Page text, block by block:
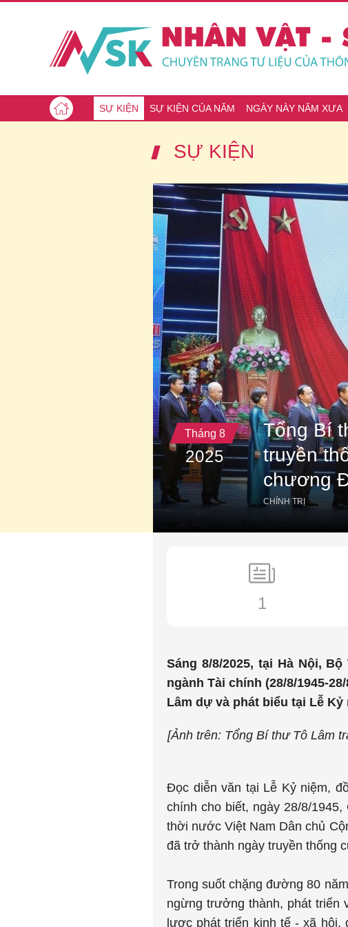
SỰ KIỆN SỰ KIỆN CỦA NĂM NGÀY NÀY NĂM XƯA
SỰ KIỆN
Tháng 8
2025
Tổng Bí
truyền
chương
CHÍNH TRỊ
1
Sáng 8/8/2025, tại Hà Nội,
ngành Tài chính (28/8/1945-
Lâm dự và phát biểu tại Lễ Kỷ
[Ảnh trên: Tổng Bí thư Tô Lâm
Đọc diễn văn tại Lễ Kỷ niệm,
chính cho biết, ngày 28/8/
thời nước Việt Nam Dân chủ
đã trở thành ngày truyền thống
Trong suốt chặng đường 80
ngừng trưởng thành, phát triển
lược phát triển kinh tế - xã